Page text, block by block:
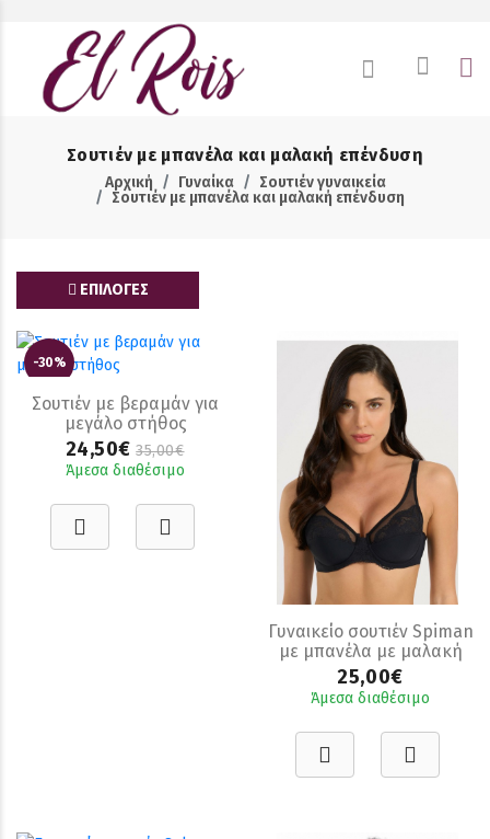
Σουτιέν με μπανέλα και μαλακή επένδυση
Αρχική Γυναίκα
Σουτιέν γυναικεία
Σουτιέν με μπανέλα και μαλακή επένδυση
ΕΠΙΛΟΓΕΣ
-30%
Σουτιέν με βεραμάν για
μεγάλο στήθος
24,50€35,00€
Άμεσα διαθέσιμο
Γυναικείο σουτιέν Spiman
με μπανέλα με μαλακή
επένδυση
25,00€
Άμεσα διαθέσιμο